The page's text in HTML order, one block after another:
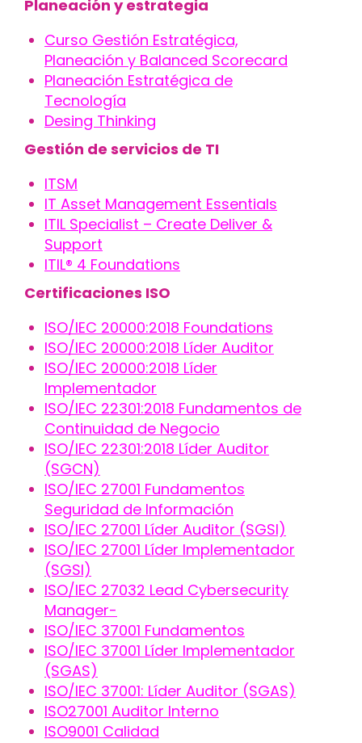
Planeación y estrategia
Curso Gestión Estratégica,
Planeación y Balanced Scorecard
Planeación Estratégica de
Tecnología
Desing Thinking
Gestión de servicios de TI
ITSM
IT Asset Management Essentials
ITIL Specialist – Create Deliver &
Support
ITIL® 4 Foundations
Certificaciones ISO
ISO/IEC 20000:2018 Foundations
ISO/IEC 20000:2018 Líder Auditor
ISO/IEC 20000:2018 Líder
Implementador
ISO/IEC 22301:2018 Fundamentos de
Continuidad de Negocio
ISO/IEC 22301:2018 Líder Auditor
(SGCN)
ISO/IEC 27001 Fundamentos
Seguridad de Información
ISO/IEC 27001 Líder Auditor (SGSI)
ISO/IEC 27001 Líder Implementador
(SGSI)
ISO/IEC 27032 Lead Cybersecurity
Manager-
ISO/IEC 37001 Fundamentos
ISO/IEC 37001 Líder Implementador
(SGAS)
ISO/IEC 37001: Líder Auditor (SGAS)
ISO27001 Auditor Interno
ISO9001 Calidad